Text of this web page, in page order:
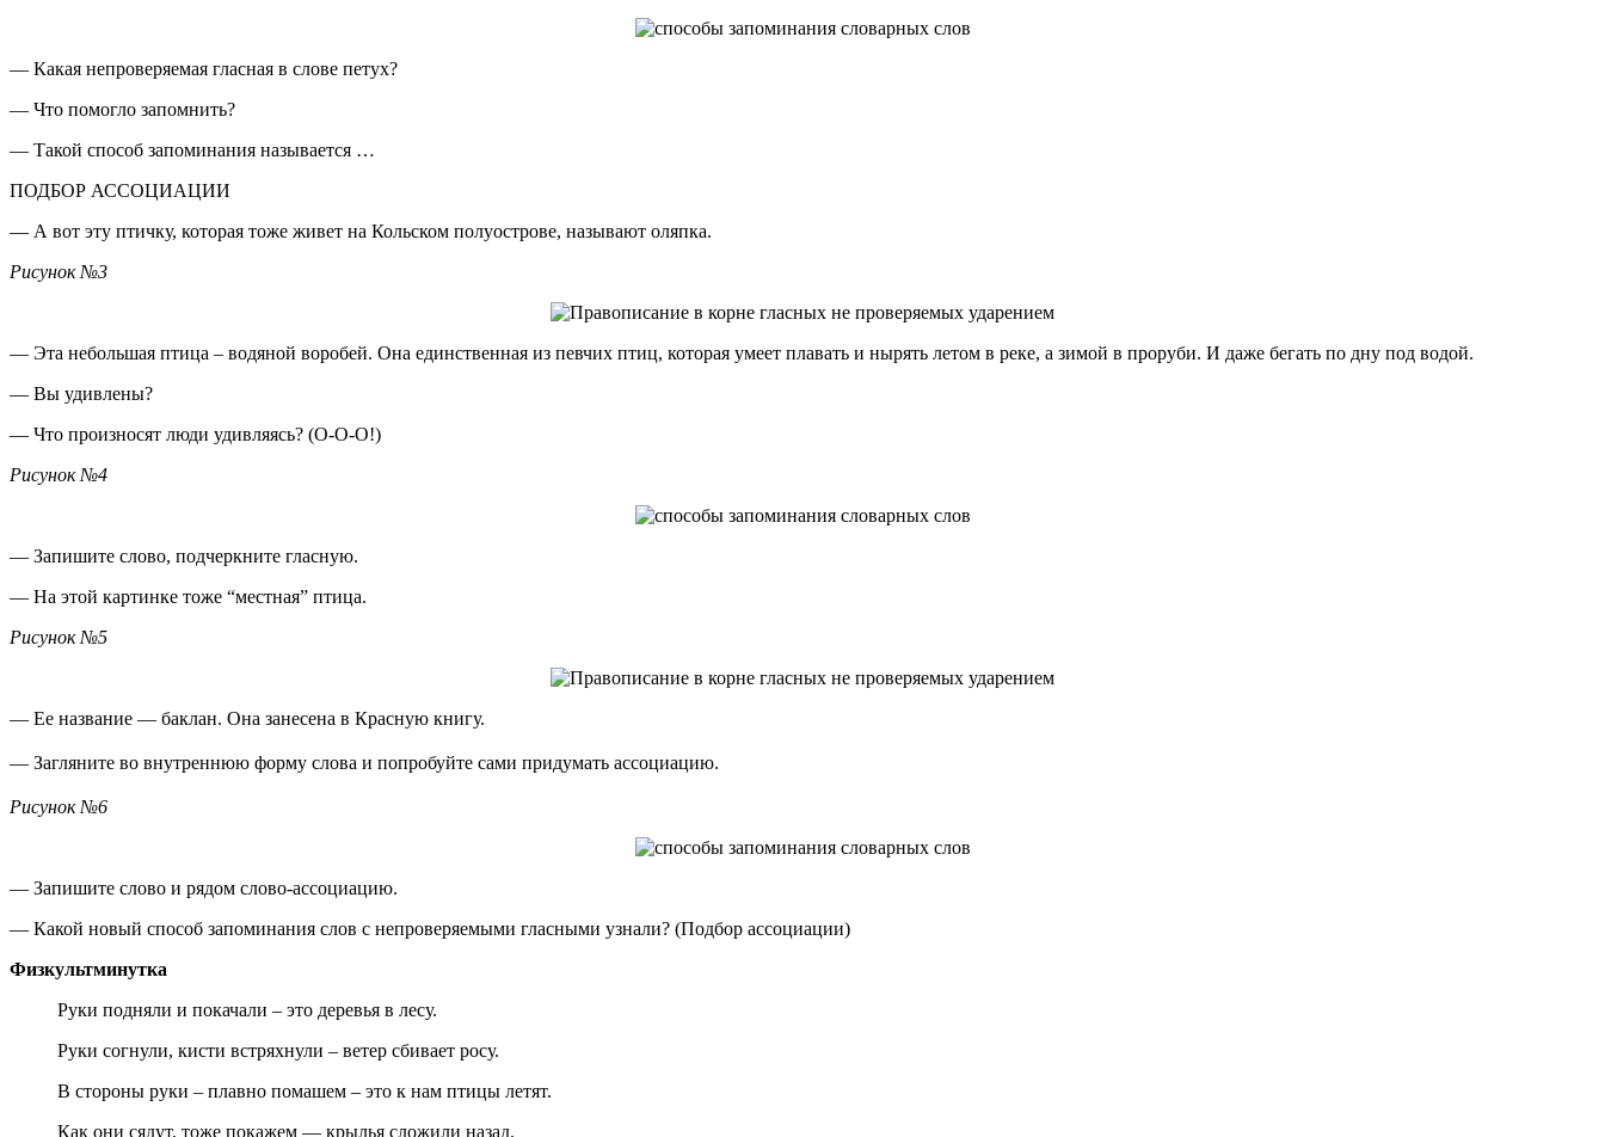
— Какая непроверяемая гласная в слове петух?
— Что помогло запомнить?
— Такой способ запоминания называется …
ПОДБОР АССОЦИАЦИИ
— А вот эту птичку, которая тоже живет на Кольском полуострове, называют оляпка.
Рисунок №3
— Эта небольшая птица – водяной воробей. Она единственная из певчих птиц, которая умеет плавать и нырять летом в реке, а зимой в проруби. И даже бегать по дну под водой.
— Вы удивлены?
— Что произносят люди удивляясь? (О-О-О!)
Рисунок №4
— Запишите слово, подчеркните гласную.
— На этой картинке тоже “местная” птица.
Рисунок №5
— Ее название — баклан. Она занесена в Красную книгу.
— Загляните во внутреннюю форму слова и попробуйте сами придумать ассоциацию.
Рисунок №6
— Запишите слово и рядом слово-ассоциацию.
— Какой новый способ запоминания слов с непроверяемыми гласными узнали? (Подбор ассоциации)
Физкультминутка
Руки подняли и покачали – это деревья в лесу.
Руки согнули, кисти встряхнули – ветер сбивает росу.
В стороны руки – плавно помашем – это к нам птицы летят.
Как они сядут, тоже покажем — крылья сложили назад.